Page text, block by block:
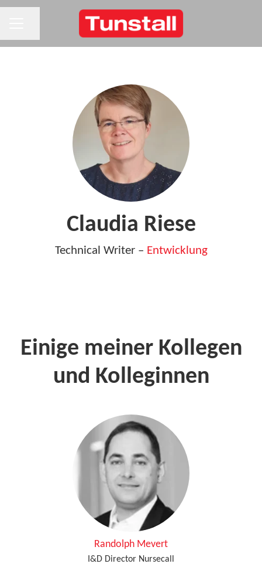
Claudia Riese
Technical Writer – Entwicklung
Einige meiner Kollegen
und Kolleginnen
Randolph Mevert
I&D Director Nursecall